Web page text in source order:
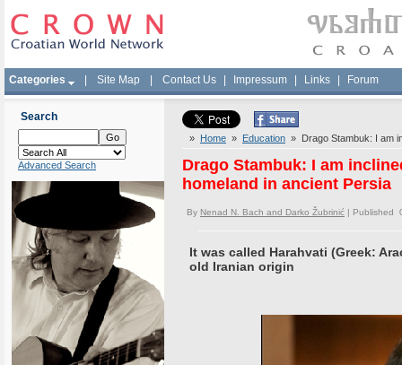
Categories Site Map Contact Us Impressum Links Forum
Search
Advanced Search
» Home » Education » Drago Stambuk: I am
Drago Stambuk: I am
homeland in ancient Persia
By Nenad N. Bach and Darko Žubrinić | Published
It was called Harahvati (Greek:
old Iranian origin